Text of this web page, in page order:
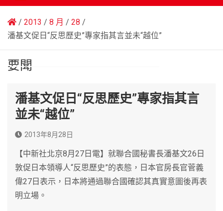
2013 8 月
28
潘基文促日“反思歷史”專家指其言並未“越位”
要聞
潘基文促日“反思歷史”專家指其言
並未“越位”
2013年8月28日
【中新社北京8月27日電】就聯合國秘書長潘基文26日
敦促日本領導人“反思歷史”的表態，日本官房長官菅義
偉27日表示，日本將通過聯合國確認其真實意圖後再表
明立場。